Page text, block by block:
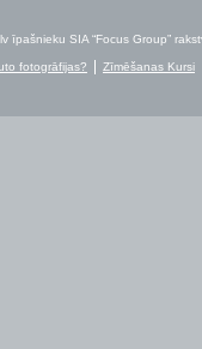
īpašnieku SIA “Focus Group”
fotogrāfijas? Zīmēšanas Kursi